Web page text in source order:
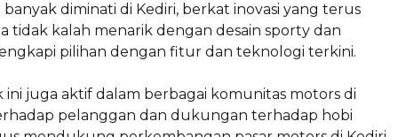
diminati di Kediri, berkat inovasi yang terus
tidak kalah menarik dengan desain sporty dan
pilihan dengan fitur dan teknologi terkini.
juga aktif dalam berbagai komunitas motors di
pelanggan dan dukungan terhadap hobi